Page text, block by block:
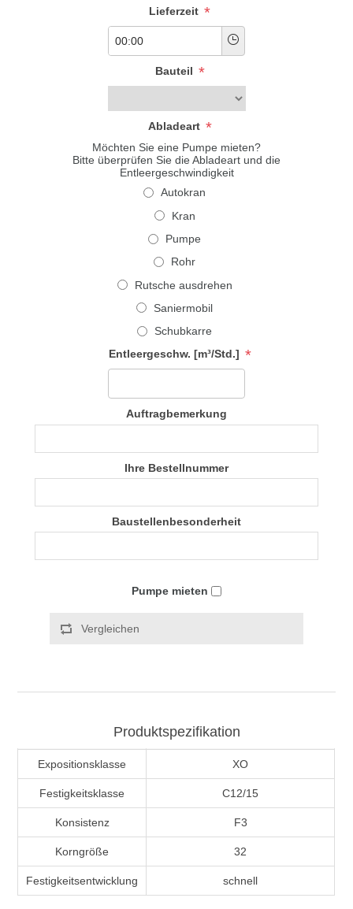
Lieferzeit *
Bauteil *
Abladeart *
Möchten Sie eine Pumpe mieten?
Bitte überprüfen Sie die Abladeart und die
Entleergeschwindigkeit
Autokran
Kran
Pumpe
Rohr
Rutsche ausdrehen
Saniermobil
Schubkarre
Entleergeschw. [m³/Std.] *
Auftragbemerkung
Ihre Bestellnummer
Baustellenbesonderheit
Pumpe mieten
Vergleichen
Produktspezifikation
Expositionsklasse XO
Festigkeitsklasse C12/15
Konsistenz F3
Korngröße 32
Festigkeitsentwicklung schnell